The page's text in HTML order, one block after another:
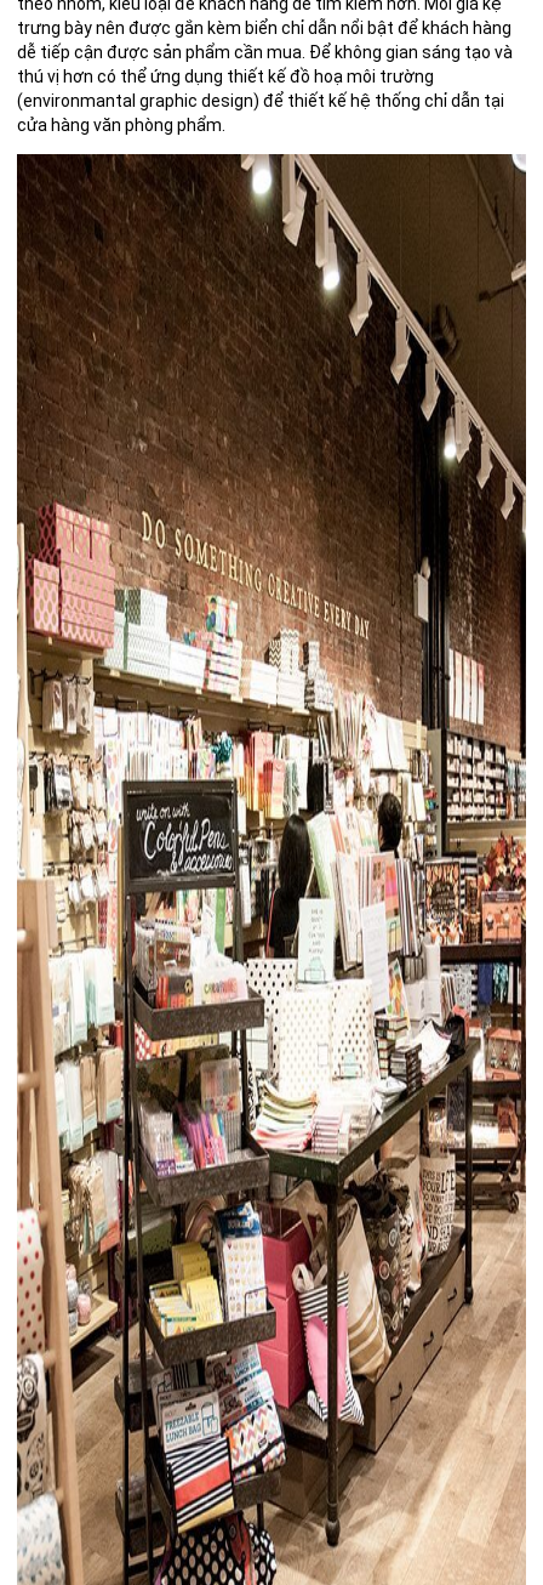
trưng bày nên được gắn kèm biển chỉ dẫn nổi bật để khách hàng
dễ tiếp cận được sản phẩm cần mua. Để không gian sáng tạo và
thú vị hơn có thể ứng dụng thiết kế đồ hoạ môi trường
(environmantal graphic design) để thiết kế hệ thống chỉ dẫn tại
cửa hàng văn phòng phẩm.